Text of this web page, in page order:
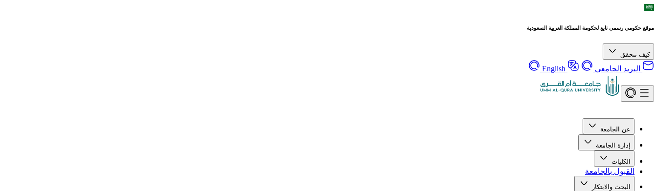
موقع حكومي رسمي تابع لحكومة المملكة العربية السعودية
كيف تتحقق
البريد الجامعي English
عن الجامعة
إدارة الجامعة
الكليات
القبول بالجامعة
البحث والابتكار